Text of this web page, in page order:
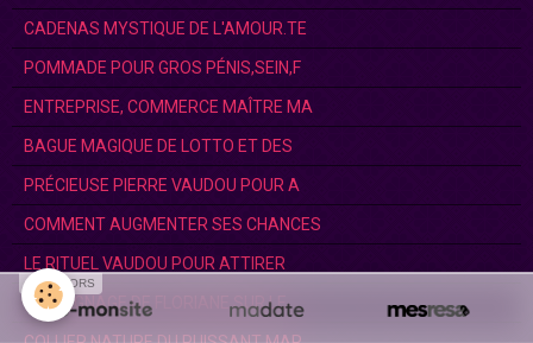
CADENAS MYSTIQUE DE L'AMOUR.TE
POMMADE POUR GROS PÉNIS,SEIN,F
ENTREPRISE, COMMERCE MAÎTRE MA
BAGUE MAGIQUE DE LOTTO ET DES
PRÉCIEUSE PIERRE VAUDOU POUR A
COMMENT AUGMENTER SES CHANCES
LE RITUEL VAUDOU POUR ATTIRER
TEMOIGNAGE DE FLORIANE SUR LE
SPONSORS